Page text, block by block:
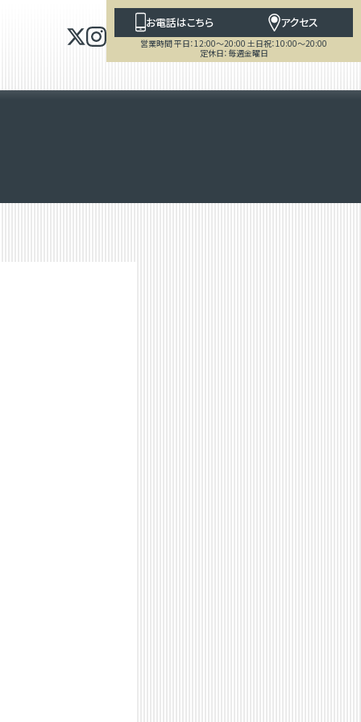
お電話はこちら アクセス
営業時間 平日：12:00～20:00 土日祝：10:00～20:00
定休日：毎週金曜日